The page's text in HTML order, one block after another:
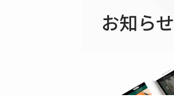
お知らせ